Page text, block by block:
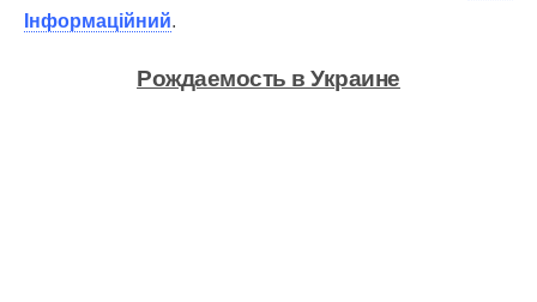
Інформаційний.
Рождаемость в Украине